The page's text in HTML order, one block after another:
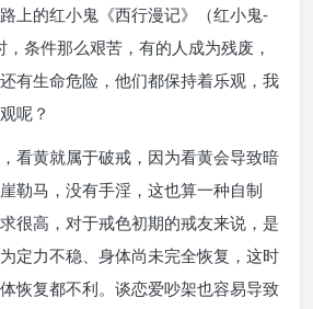
上的红小鬼《西行漫记》（红小鬼-
条件那么艰苦，有的人成为残废，
有生命危险，他们都保持着乐观，我
呢？
看黄就属于破戒，因为看黄会导致暗
勒马，没有手淫，这也算一种自制
很高，对于戒色初期的戒友来说，是
定力不稳、身体尚未完全恢复，这时
恢复都不利。谈恋爱吵架也容易导致